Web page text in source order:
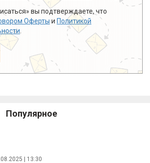
вы подтверждаете, что
Оферты и Политикой
Популярное
| 13:30